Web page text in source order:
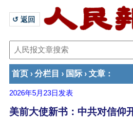
↺ 返回
首页 › 分栏目 › 国际 › 文章 ：
2026年5月23日 发表
美前大使新书：中共对信仰